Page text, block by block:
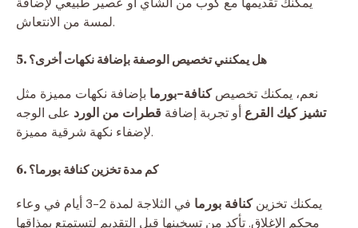
لمسة من الانتعاش.
5. هل يمكنني تخصيص الوصفة بإضافة نكهات أخرى؟
نعم، يمكنك تخصيصكنافة-بورما بإضافة نكهات مميزة مثل
تشيز كيك القرع أو تجربة إضافة قطرات من الورد على الوجه
لإضفاء نكهة شرقية مميزة.
6. كم مدة تخزين كنافة بورما؟
يمكنك تخزينكنافة بورما
في الثلاجة لمدة 2-3 أيام في وعاء
محكم الإغلاق. تأكد من تسخينها قبل التقديم لتستمتع بمذاقها